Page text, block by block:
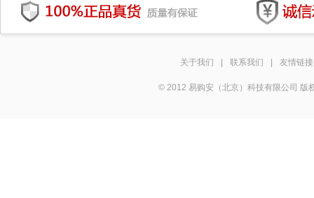
关于我们 联系我们 友情链接
© 2012 易购安（北京）科技有限公司 版